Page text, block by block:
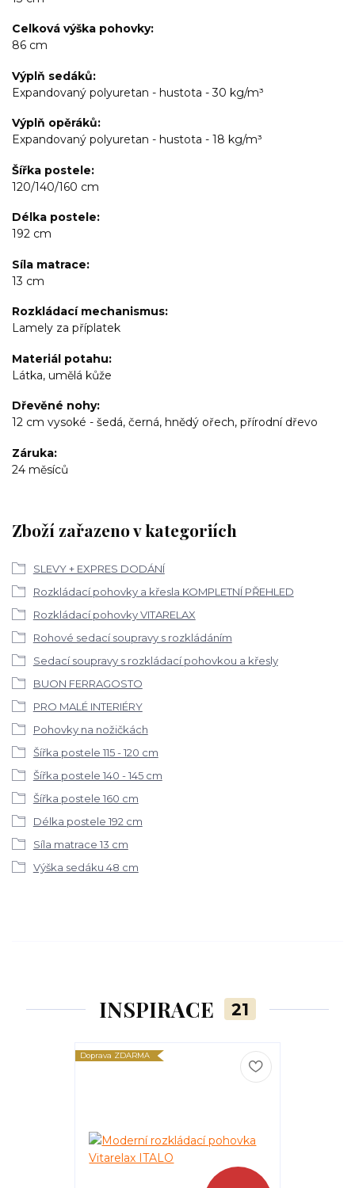
Celková výška pohovky
86 cm
Výplň sedáků
Expandovaný polyuretan - hustota - 30 kg/m³
Výplň opěráků
Expandovaný polyuretan - hustota - 18 kg/m³
Šířka postele
120/140/160 cm
Délka postele
192 cm
Síla matrace
13 cm
Rozkládací mechanismus
Lamely za příplatek
Materiál potahu
Látka, umělá kůže
Dřevěné nohy
12 cm vysoké - šedá, černá, hnědý ořech, přírodní dřevo
Záruka
24 měsíců
Zboží zařazeno v kategoriích
SLEVY + EXPRES DODÁNÍ
Rozkládací pohovky a křesla KOMPLETNÍ PŘEHLED
Rozkládací pohovky VITARELAX
Rohové sedací soupravy s rozkládáním
Sedací soupravy s rozkládací pohovkou a křesly
BUON FERRAGOSTO
PRO MALÉ INTERIÉRY
Pohovky na nožičkách
Šířka postele 115 - 120 cm
Šířka postele 140 - 145 cm
Šířka postele 160 cm
Délka postele 192 cm
Síla matrace 13 cm
Výška sedáku 48 cm
INSPIRACE 21
Doprava ZDARMA